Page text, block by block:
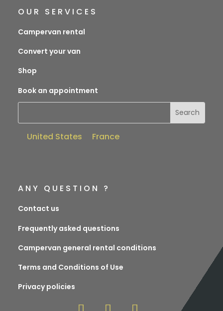
OUR SERVICES
Campervan rental
Convert your van
Shop
Book an appointment
United States France
ANY QUESTION ?
Contact us
Frequently asked questions
Campervan general rental conditions
Terms and Conditions of Use
Privacy policies